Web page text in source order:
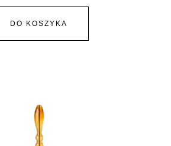
DO KOSZYKA